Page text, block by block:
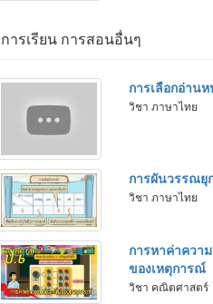
ารเรียน การสอนอื่นๆ
การเลือกอ่าน
วิชา ภาษาไทย
การผันวรรณยุ
วิชา ภาษาไทย
การหาค่าควา
ของเหตุการณ์
วิชา คณิตศาสตร์